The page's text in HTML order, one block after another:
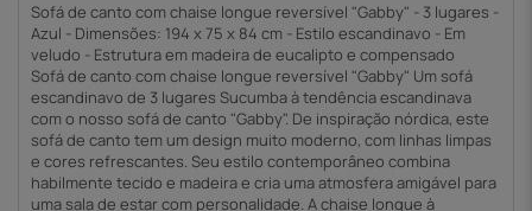
Sofá de canto com chaise longue reversível "Gabby" - 3 lugares -
Azul - Dimensões: 194 x 75 x 84 cm - Estilo escandinavo - Em
veludo - Estrutura em madeira de eucalipto e compensado
Sofá de canto com chaise longue reversível "Gabby" Um sofá
escandinavo de 3 lugares Sucumba à tendência escandinava
com o nosso sofá de canto "Gabby". De inspiração nórdica, este
sofá de canto tem um design muito moderno, com linhas limpas
e cores refrescantes. Seu estilo contemporâneo combina
habilmente tecido e madeira e cria uma atmosfera amigável para
uma sala de estar com personalidade. A chaise longue à